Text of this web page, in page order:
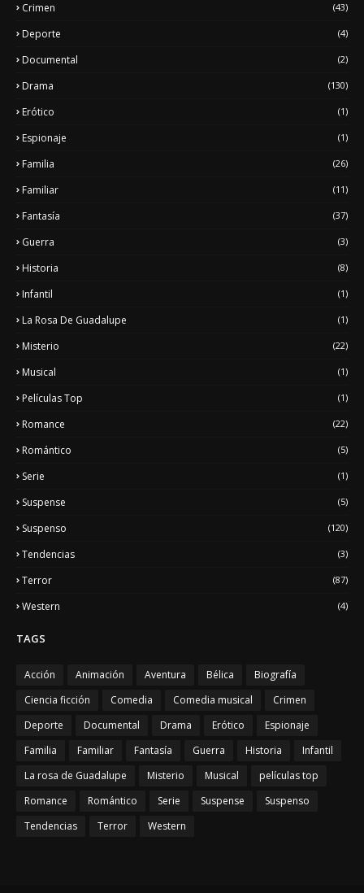
Crimen (43)
Deporte (4)
Documental (2)
Drama (130)
Erótico (1)
Espionaje (1)
Familia (26)
Familiar (11)
Fantasía (37)
Guerra (3)
Historia (8)
Infantil (1)
La Rosa De Guadalupe (1)
Misterio (22)
Musical (1)
Películas Top (1)
Romance (22)
Romántico (5)
Serie (1)
Suspense (5)
Suspenso (120)
Tendencias (3)
Terror (87)
Western (4)
TAGS
Acción Animación Aventura Bélica
Biografía
Ciencia ficción
Comedia Comedia musical
Crimen
Deporte
Documental Drama Erótico
Espionaje
Familia
Familiar Fantasía Guerra Historia
Infantil
La rosa de Guadalupe
Misterio Musical
películas top
Romance
Romántico Serie Suspense
Suspenso
Tendencias
Terror Western